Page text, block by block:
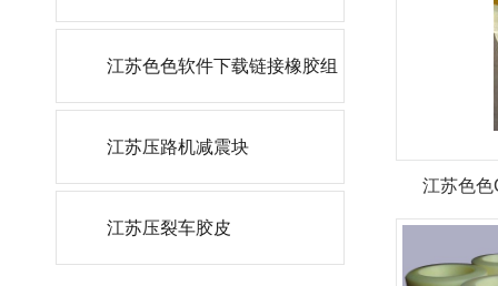
江苏色色
江苏色色软件下载链接橡胶组
件
江苏压路机减震块
江苏压裂车胶皮